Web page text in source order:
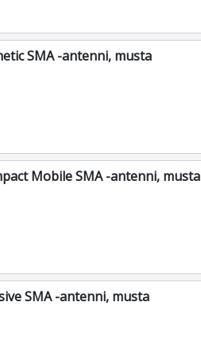
SMA -antenni, musta
Mobile SMA -antenni, musta
SMA -antenni, musta